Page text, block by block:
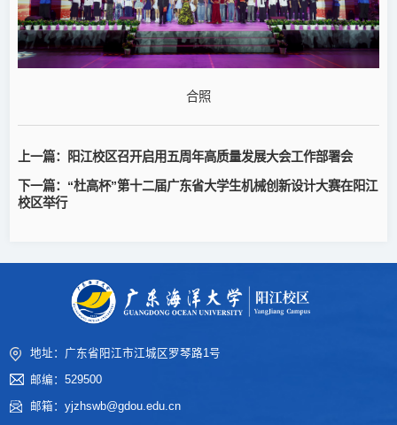
合照
上一篇： 阳江校区召开启用五周年高质量发展大会工作部署会
下一篇： “杜高杯”第十二届广东省大学生机械创新设计大赛在阳江
校区举行
地址：广东省阳江市江城区罗琴路1号
邮编：529500
邮箱：yjzhswb@gdou.edu.cn